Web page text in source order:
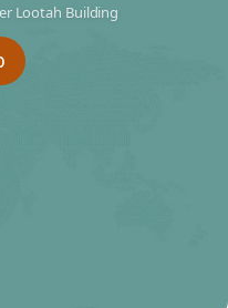
Lootah Building